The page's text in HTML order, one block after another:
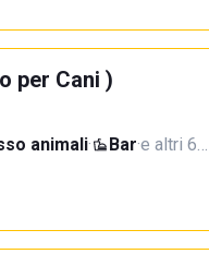
per Cani )
animali· Bar·e altri 6…